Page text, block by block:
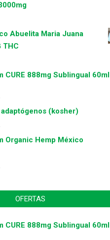
Abuelita Maria Juana
THC
CURE 888mg Sublingual 60ml
adaptógenos (kosher)
Organic Hemp México
OFERTAS
CURE 888mg Sublingual 60ml